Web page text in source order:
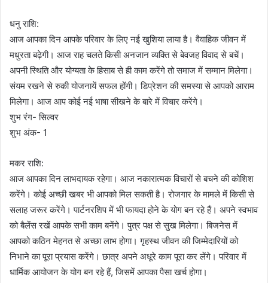
धनु राशि:
आज आपका दिन आपके परिवार के लिए नई खुशिया लाया है। वैवाहिक जीवन में
मधुरता बढ़ेगी। आज राह चलते किसी अनजान व्यक्ति से बेवजह विवाद से बचें।
अपनी स्थिति और योग्यता के हिसाब से ही काम करेंगे तो समाज में सम्मान मिलेगा।
संयम रखने से रुकी योजनायें सफल होंगी। डिप्रेशन की समस्या से आपको आराम
मिलेगा। आज आप कोई नई भाषा सीखने के बारे में विचार करेंगे।
शुभ रंग- सिल्वर
शुभ अंक- 1
मकर राशि:
आज आपका दिन लाभदायक रहेगा। आज नकारात्मक विचारों से बचने की कोशिश
करेंगे। कोई अच्छी खबर भी आपको मिल सकती है। रोजगार के मामले में किसी से
सलाह जरूर करेंगे। पार्टनरशिप में भी फायदा होने के योग बन रहे हैं। अपने स्वभाव
को बैलेंस रखें आपके सभी काम बनेंगे। पुत्र पक्ष से सुख मिलेगा। बिजनेस में
आपको कठिन मेहनत से अच्छा लाभ होगा। गृहस्थ जीवन की जिम्मेदारियों को
निभाने का पूरा प्रयास करेंगे। छात्र अपने अधूरे काम पूरा कर लेंगे। परिवार में
धार्मिक आयोजन के योग बन रहे हैं, जिसमें आपका पैसा खर्च होगा।